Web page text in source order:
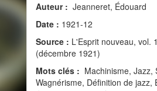
Auteur : Jeanneret, Édouard
Date : 1921-12
Source : L'Esprit nouveau, vol.
(décembre 1921)
Mots clés : Machinisme, Jazz,
Wagnérisme, Définition de jazz,